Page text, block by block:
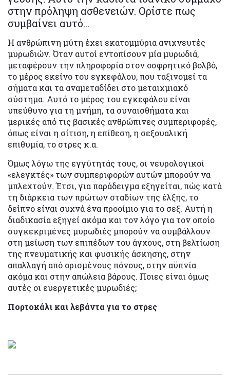
στην πρόληψη ασθενειών. Ορίστε πως
συμβαίνει αυτό…
Η ανθρώπινη μύτη έχει εκατομμύρια ανιχνευτές
μυρωδιών. Όταν αυτοί εντοπίσουν μία μυρωδιά,
μεταφέρουν την πληροφορία στον οσφρητικό βολβό,
το μέρος εκείνο του εγκεφάλου, που ταξινομεί τα
σήματα και τα αναμεταδίδει στο μεταιχμιακό
σύστημα. Αυτό το μέρος του εγκεφάλου είναι
υπεύθυνο για τη μνήμη, τα συναισθήματα και
μερικές από τις βασικές ανθρώπινες συμπεριφορές,
όπως είναι η σίτιση, η επίθεση, η σεξουαλική
επιθυμία, το στρες κ.α.
Όμως λόγω της εγγύτητάς τους, οι νευρολογικοί
«ελεγκτές» των συμπεριφορών αυτών μπορούν να
μπλεχτούν. Έτσι, για παράδειγμα εξηγείται, πώς κατά
τη διάρκεια των πρώτων σταδίων της έλξης, το
δείπνο είναι συχνά ένα προοίμιο για το σεξ. Αυτή η
διαδικασία εξηγεί ακόμα και τον λόγο για τον οποίο
συγκεκριμένες μυρωδιές μπορούν να συμβάλλουν
στη μείωση των επιπέδων του άγχους, στη βελτίωση
της πνευματικής και φυσικής άσκησης, στην
απαλλαγή από ορισμένους πόνους, στην αϋπνία
ακόμα και στην απώλεια βάρους. Ποιες είναι όμως
αυτές οι ευεργετικές μυρωδιές;
Πορτοκάλι και λεβάντα για το στρες